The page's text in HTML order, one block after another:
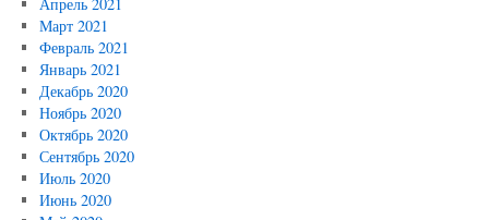
Март 2021
Февраль 2021
Январь 2021
Декабрь 2020
Ноябрь 2020
Октябрь 2020
Сентябрь 2020
Июль 2020
Июнь 2020